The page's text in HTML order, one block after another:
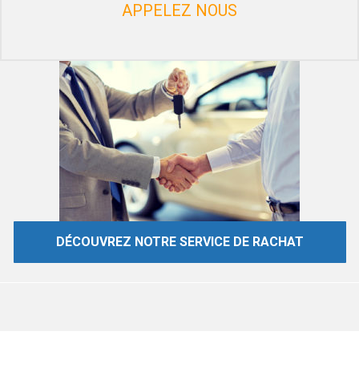
APPELEZ NOUS
DÉCOUVREZ NOTRE SERVICE DE RACHAT